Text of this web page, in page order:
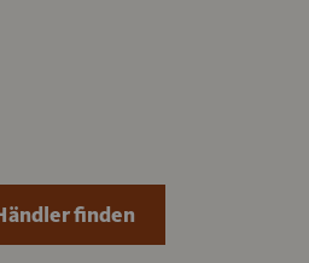
finden